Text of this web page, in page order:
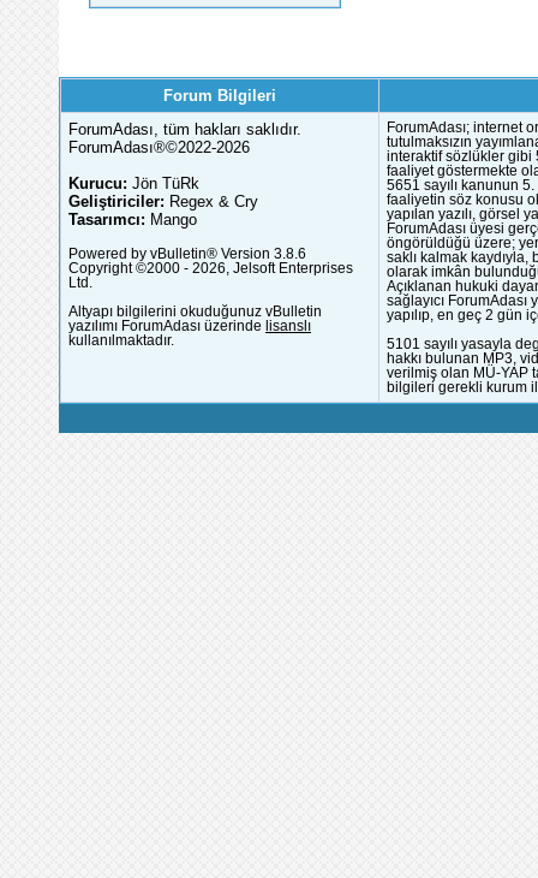
Forum Bilgileri
ForumAdası, tüm hakları saklıdır.
ForumAdası®©2022-2026
Kurucu: Jön TüRk
Geliştiriciler: Regex & Cry
Tasarımcı: Mango
Powered by vBulletin® Version 3.8.6
Copyright ©2000 - 2026, Jelsoft Enterprises
Ltd.
Altyapı bilgilerini okuduğunuz vBulletin
yazılımı ForumAdası üzerinde lisanslı
kullanılmaktadır.
ForumAdası; internet
tutulmaksızın
interaktif sözlükler gibi
faaliyet göstermekte
5651 sayılı kanunun
faaliyetin söz konusu
yapılan yazılı, görsel
ForumAdası üyesi
öngörüldüğü üzere;
saklı kalmak
olarak imkân
Açıklanan hukuki
sağlayıcı
yapılıp, en geç 2 gün
5101 sayılı yasayla
hakkı bulunan MP3,
verilmiş olan MÜ-YAP
bilgileri gerekli kurum